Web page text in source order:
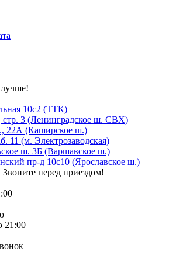
10с2 (ТТК)
3 (Ленинградское ш. СВХ)
22А (Каширское ш.)
11 (м. Электрозаводская)
ш. 3Б (Варшавское ш.)
пр-д 10с10 (Ярославское ш.)
перед приездом!
21:00